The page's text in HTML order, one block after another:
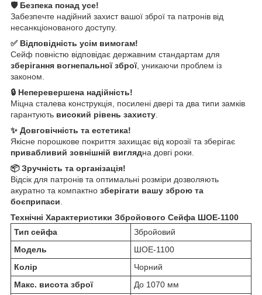
🛡️ Безпека понад усе!
Забезпечте надійний захист вашої зброї та патронів від
несанкціонованого доступу.
✅ Відповідність усім вимогам!
Сейф повністю відповідає державним стандартам для
зберігання вогнепальної зброї, уникаючи проблем із
законом.
🔒 Неперевершена надійність!
Міцна сталева конструкція, посилені двері та два типи замків
гарантують високий рівень захисту.
✨ Довговічність та естетика!
Якісне порошкове покриття захищає від корозії та зберігає
привабливий зовнішній виглядна довгі роки.
📦 Зручність та організація!
Відсік для патронів та оптимальні розміри дозволяють
акуратно та компактно зберігати вашу зброю та
боєприпаси.
Технічні Характеристики Збройового Сейфа ШОЕ-1100
Тип сейфа
Збройовий
Модель
ШОЕ-1100
Колір
Чорний
Макс. висота зброї
До 1070 мм